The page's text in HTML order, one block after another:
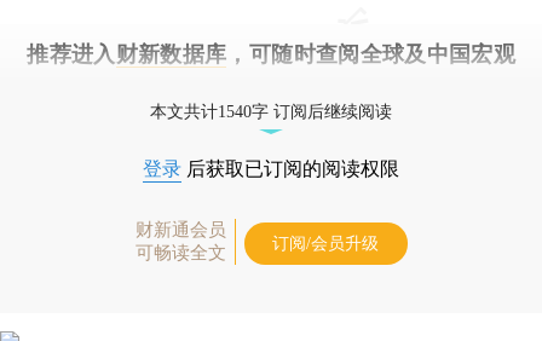
推荐进入 财新数据库 ，可随时查阅全球及中国宏观
本文共计1540字 订阅后继续阅读
登录 后获取已订阅的阅读权限
财新通会员
可畅读全文
订阅/会员升级